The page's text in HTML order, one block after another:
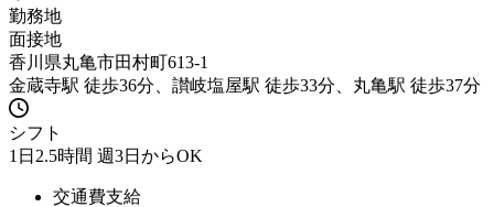
勤務地
面接地
香川県丸亀市田村町613-1
金蔵寺駅 徒歩36分、讃岐塩屋駅 徒歩33分、丸亀駅 徒歩37分
シフト
1日2.5時間 週3日からOK
交通費支給